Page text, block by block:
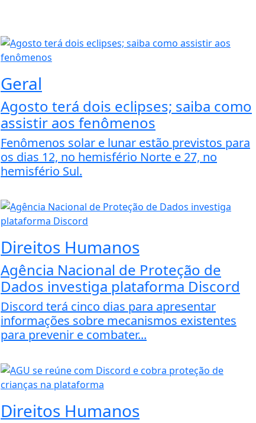
Geral
Agosto terá dois eclipses; saiba como
assistir aos fenômenos
Fenômenos solar e lunar estão previstos para
os dias 12, no hemisfério Norte e 27, no
hemisfério Sul.
Direitos Humanos
Agência Nacional de Proteção de
Dados investiga plataforma Discord
Discord terá cinco dias para apresentar
informações sobre mecanismos existentes
para prevenir e combater...
Direitos Humanos